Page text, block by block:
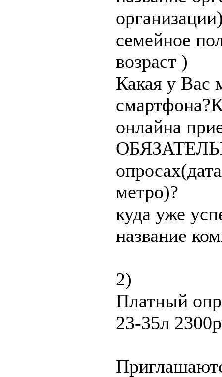
семейное
возраст )
Какая у Вас
онлайна
метро)?
куда уже
название
2)
Платный
23-35л 2300р